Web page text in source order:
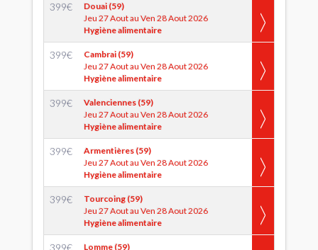
399€
Douai (59)
Jeu 27 Aout au Ven 28 Aout 2026
Hygiène alimentaire
399€
Cambrai (59)
Jeu 27 Aout au Ven 28 Aout 2026
Hygiène alimentaire
399€
Valenciennes (59)
Jeu 27 Aout au Ven 28 Aout 2026
Hygiène alimentaire
399€
Armentières (59)
Jeu 27 Aout au Ven 28 Aout 2026
Hygiène alimentaire
399€
Tourcoing (59)
Jeu 27 Aout au Ven 28 Aout 2026
Hygiène alimentaire
399€
Lomme (59)